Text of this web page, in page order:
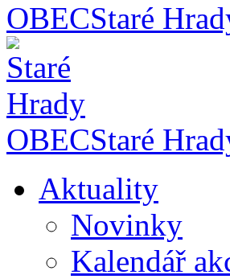
OBECStaré
OBECStaré
Aktuality
Novinky
Kalendář